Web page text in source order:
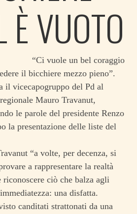
È VUOTO
“Ci vuole un bel coraggio
il bicchiere mezzo pieno”.
il vicecapogruppo del Pd al
Mauro Travanut,
le parole del presidente Renzo
la presentazione delle liste del
“a volte, per decenza, si
a rappresentare la realtà
riconoscere ciò che balza agli
una disfatta.
canditati strattonati da una